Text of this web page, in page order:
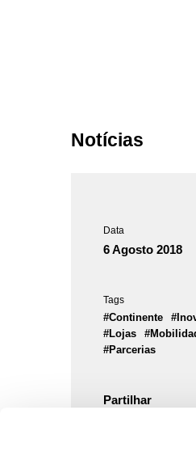
Notícias
Data
6 Agosto 2018
Tags
#Continente
#Lojas
#Parcerias
Partilhar